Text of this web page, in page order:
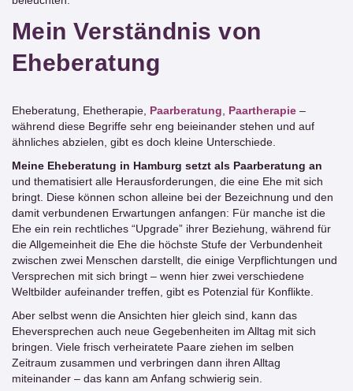
Mein Verständnis von
Eheberatung
Eheberatung, Ehetherapie, Paarberatung Paartherapie –
während diese Begriffe sehr eng beieinander stehen und auf
ähnliches abzielen, gibt es doch kleine Unterschiede.
Meine Eheberatung in Hamburg setzt als Paarberatung an
und thematisiert alle Herausforderungen, die eine Ehe mit sich
bringt. Diese können schon alleine bei der Bezeichnung und den
damit verbundenen Erwartungen anfangen: Für manche ist die
Ehe ein rein rechtliches “Upgrade” ihrer Beziehung, während für
die Allgemeinheit die Ehe die höchste Stufe der Verbundenheit
zwischen zwei Menschen darstellt, die einige Verpflichtungen und
Versprechen mit sich bringt – wenn hier zwei verschiedene
Weltbilder aufeinander treffen, gibt es Potenzial für Konflikte.
Aber selbst wenn die Ansichten hier gleich sind, kann das
Eheversprechen auch neue Gegebenheiten im Alltag mit sich
bringen. Viele frisch verheiratete Paare ziehen im selben
Zeitraum zusammen und verbringen dann ihren Alltag
miteinander – das kann am Anfang schwierig sein.